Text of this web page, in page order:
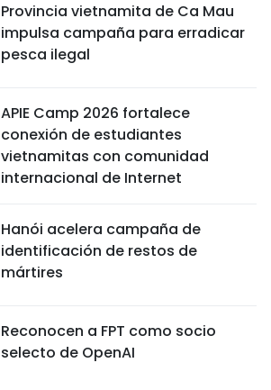
Provincia vietnamita de Ca Mau
impulsa campaña para erradicar
pesca ilegal
APIE Camp 2026 fortalece
conexión de estudiantes
vietnamitas con comunidad
internacional de Internet
Hanói acelera campaña de
identificación de restos de
mártires
Reconocen a FPT como socio
selecto de OpenAI